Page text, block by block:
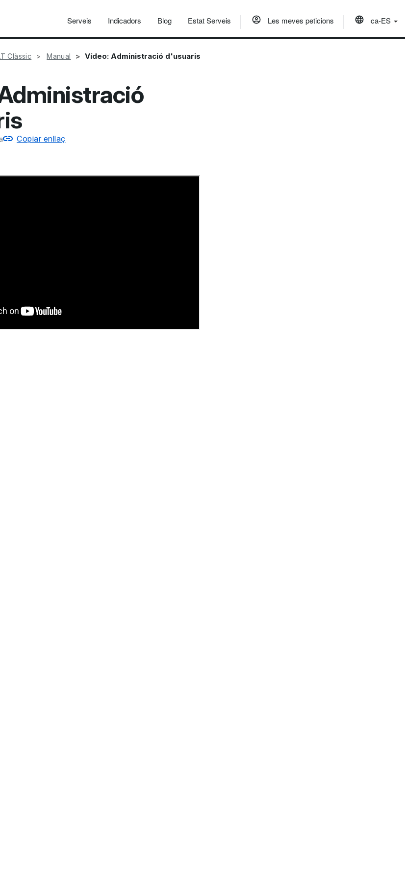
Serveis Indicadors Blog Estat Serveis Les meves peticions ca-ES
Clàssic Manual Vídeo: Administració d'usuaris
Copiar enllaç